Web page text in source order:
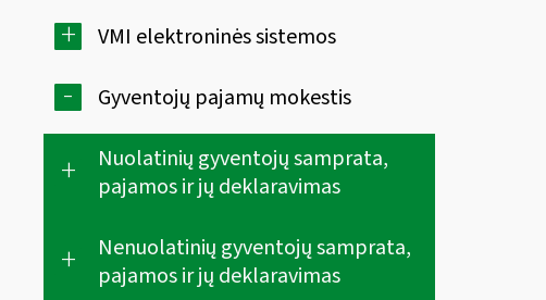
+ VMI elektroninės sistemos
- Gyventojų pajamų mokestis
+
Nuolatinių gyventojų samprata,
pajamos ir jų deklaravimas
+
Nenuolatinių gyventojų samprata,
pajamos ir jų deklaravimas